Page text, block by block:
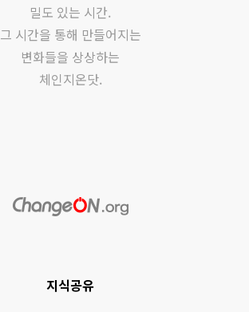
밀도 있는 시간.
그 시간을 통해 만들어지는
변화들을 상상하는
체인지온닷.
지식공유